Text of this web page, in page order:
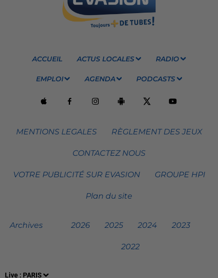
Live : PARIS
ACCUEIL ACTUS LOCALES RADIO
EMPLOI AGENDA PODCASTS
MENTIONS LEGALES RÈGLEMENT DES JEUX
CONTACTEZ NOUS
VOTRE PUBLICITÉ SUR EVASION GROUPE HPI
Plan du site
Archives 2026 2025 2024 2023
2022